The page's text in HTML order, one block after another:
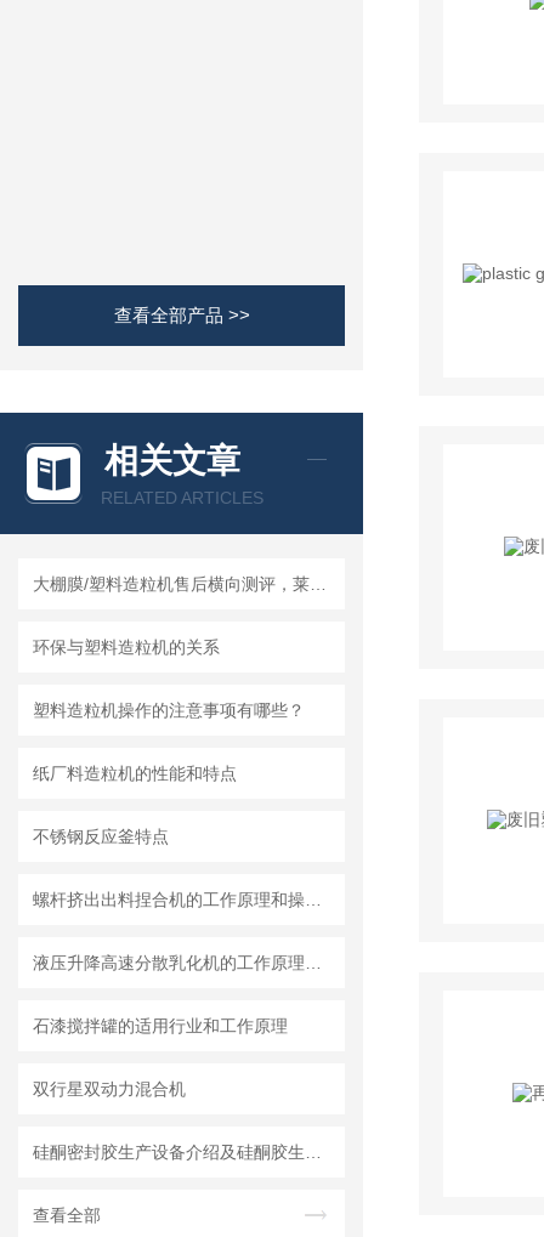
查看全部产品 >>
相关文章
RELATED ARTICLES
环保与塑料造粒机的关系
塑料造粒机操作的注意事项有哪些？
纸厂料造粒机的性能和特点
不锈钢反应釜特点
石漆搅拌罐的适用行业和工作原理
双行星双动力混合机
查看全部